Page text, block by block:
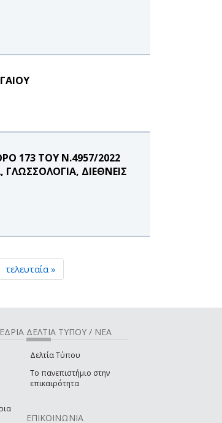
173 ΤΟΥ Ν.4957/2022
ΔΙΕΘΝΕΙΣ
τελευταία »
ΔΕΛΤΙΑ ΤΥΠΟΥ / ΝΕΑ
Δελτία Τύπου
Το πανεπιστήμιο στην
επικαιρότητα
ΕΠΙΚΟΙΝΩΝΙΑ